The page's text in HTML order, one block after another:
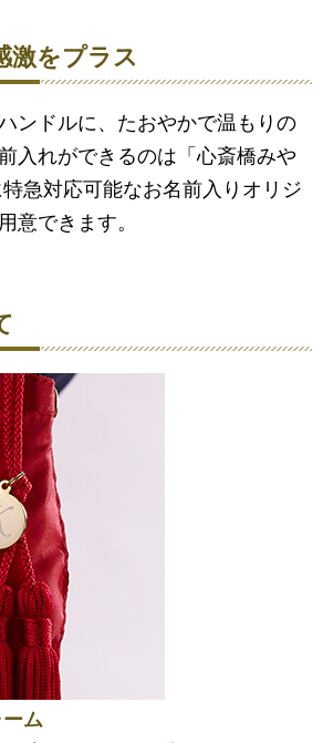
激をプラス
ンドルに、たおやかで温もりの
入れができるのは「心斎橋みや
急対応可能なお名前入りオリジ
意できます。
ム